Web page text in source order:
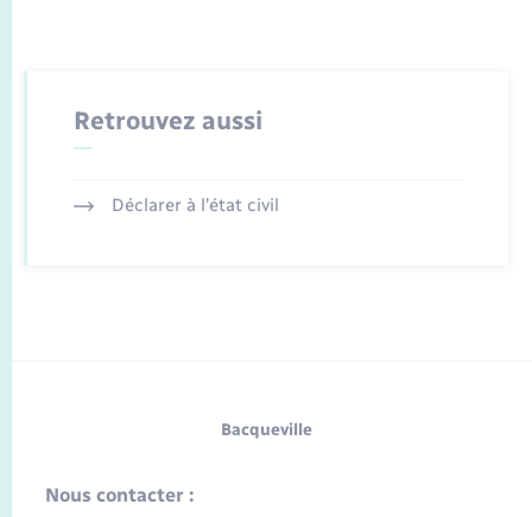
Retrouvez aussi
Déclarer à l’état civil
Bacqueville
Nous contacter :